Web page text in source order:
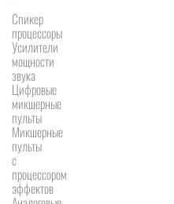
Спикер
процессоры
Усилители
мощности
звука
Цифровые
микшерные
пульты
Микшерные
пульты
с
процессором
эффектов